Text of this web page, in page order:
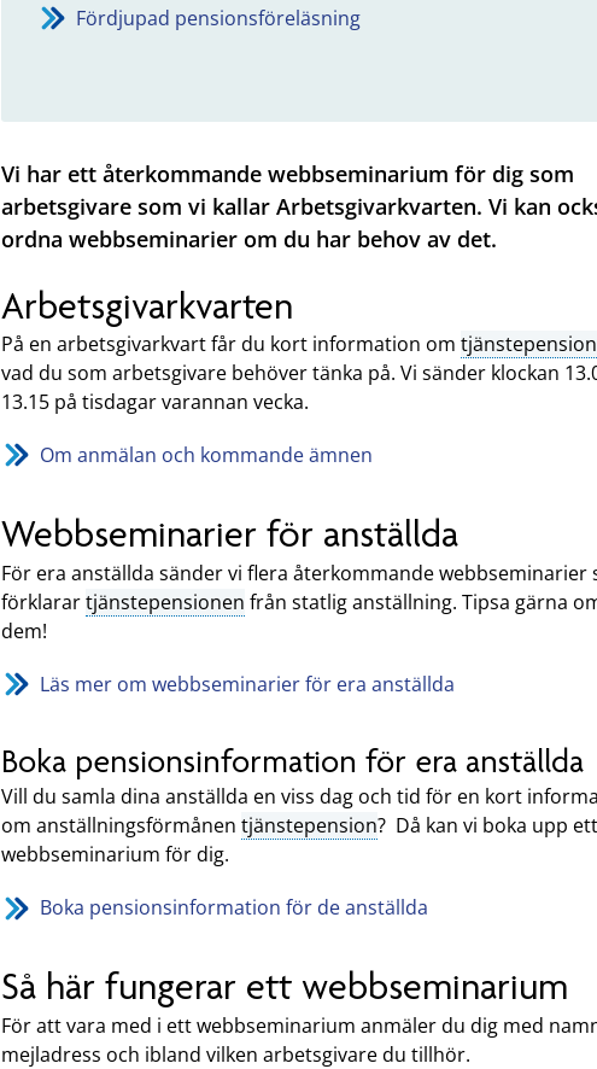
Fördjupad pensionsföreläsning
Vi har ett återkommande webbseminarium för dig som
arbetsgivare som vi kallar Arbetsgivarkvarten. Vi kan
ordna webbseminarier om du har behov av det.
Arbetsgivarkvarten
På en arbetsgivarkvart får du kort information om tjänstepension
vad du som arbetsgivare behöver tänka på. Vi sänder klockan
13.15 på tisdagar varannan vecka.
Om anmälan och kommande ämnen
Webbseminarier för anställda
För era anställda sänder vi flera återkommande webbseminarier
förklarartjänstepensionen från statlig anställning. Tipsa gärna
dem!
Läs mer om webbseminarier för era anställda
Boka pensionsinformation för era anställda
Vill du samla dina anställda en viss dag och tid för en kort
om anställningsförmånen tjänstepension? Då kan vi boka upp ett
webbseminarium för dig.
Boka pensionsinformation för de anställda
Så här fungerar ett webbseminarium
För att vara med i ett webbseminarium anmäler du dig med
mejladress och ibland vilken arbetsgivare du tillhör.